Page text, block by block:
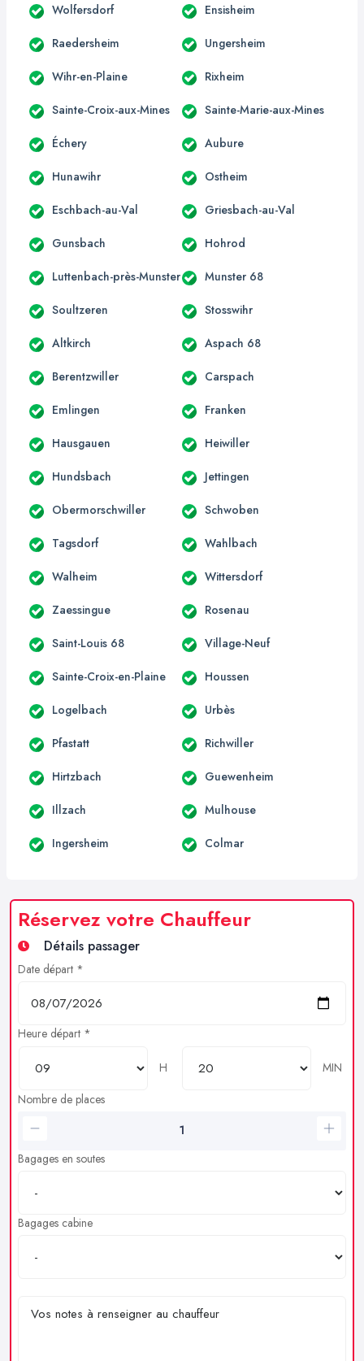
Wolfersdorf Ensisheim
Raedersheim Ungersheim
Wihr-en-Plaine Rixheim
Sainte-Croix-aux-Mines Sainte-Marie-aux-Mines
Échery Aubure
Hunawihr Ostheim
Eschbach-au-Val Griesbach-au-Val
Gunsbach Hohrod
Luttenbach-près-Munster Munster 68
Soultzeren Stosswihr
Altkirch Aspach 68
Berentzwiller Carspach
Emlingen Franken
Hausgauen Heiwiller
Hundsbach Jettingen
Obermorschwiller Schwoben
Tagsdorf Wahlbach
Walheim Wittersdorf
Zaessingue Rosenau
Saint-Louis 68 Village-Neuf
Sainte-Croix-en-Plaine Houssen
Logelbach Urbès
Pfastatt Richwiller
Hirtzbach Guewenheim
Illzach Mulhouse
Ingersheim Colmar
Réservez votre Chauffeur
Détails passager
Date départ *
Heure départ *
H
MIN
Nombre de places
Bagages en soutes
Bagages cabine